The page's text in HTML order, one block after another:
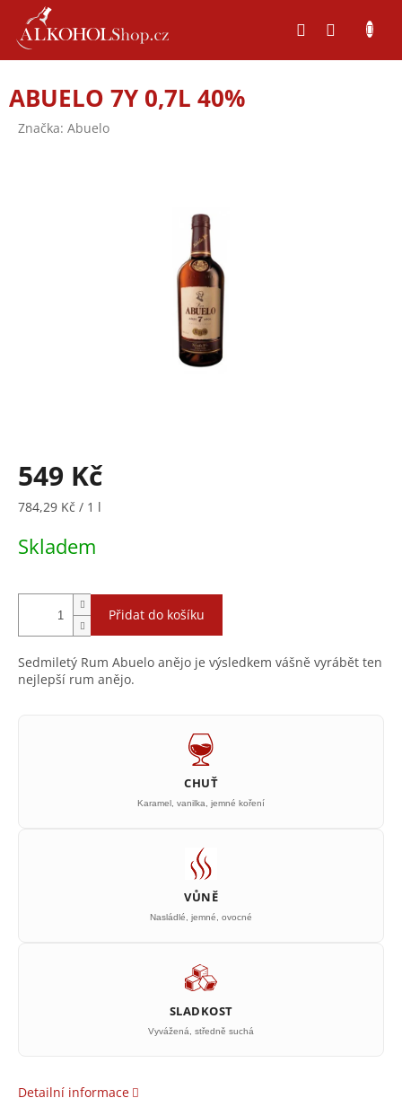
obsah
ABUELO 7Y 0,7L 40%
Značka: Abuelo
549 Kč
Měrná
784,29 Kč / 1 l
Skladem
Přidat do košíku
Sedmiletý Rum Abuelo anějo je výsledkem vášně vyrábět ten
nejlepší rum anějo.
CHUŤ
Karamel, vanilka, jemné koření
VŮNĚ
Nasládlé, jemné, ovocné
SLADKOST
Vyvážená, středně suchá
Detailní informace